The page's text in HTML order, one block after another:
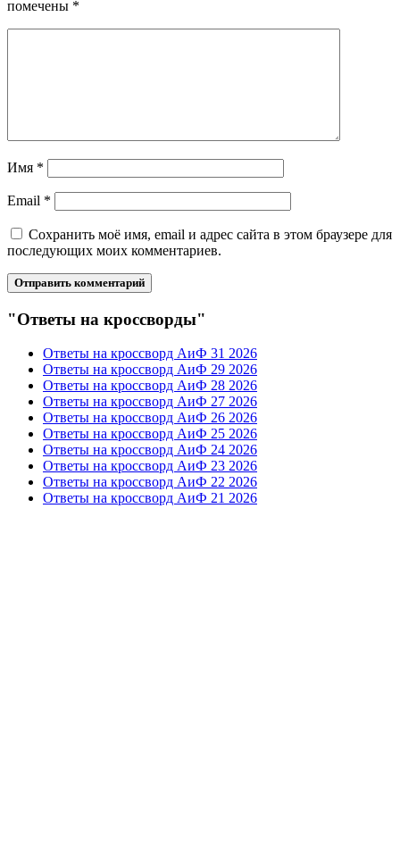
помечены *
Имя *
Email *
Сохранить моё имя, email и адрес сайта в этом браузере для
последующих моих комментариев.
"Ответы на кроссворды"
Ответы на кроссворд АиФ 31 2026
Ответы на кроссворд АиФ 29 2026
Ответы на кроссворд АиФ 28 2026
Ответы на кроссворд АиФ 27 2026
Ответы на кроссворд АиФ 26 2026
Ответы на кроссворд АиФ 25 2026
Ответы на кроссворд АиФ 24 2026
Ответы на кроссворд АиФ 23 2026
Ответы на кроссворд АиФ 22 2026
Ответы на кроссворд АиФ 21 2026